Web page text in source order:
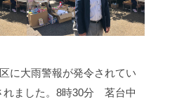
に大雨警報が発令されてい
ました。 8時30分 茗台中